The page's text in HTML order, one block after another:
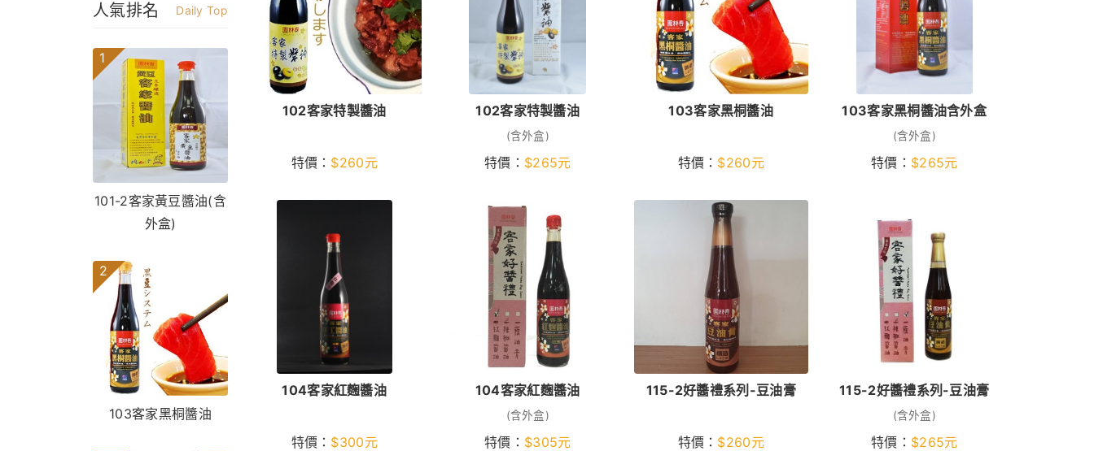
人氣排名 Daily Top
1
101-2客家黃豆醬油(含
外盒)
2
103客家黑桐醬油
102客家特製醬油
特價： $260元
102客家特製醬油
(含外盒)
特價： $265元
103客家黑桐醬油
特價： $260元
103客家黑桐醬油含外盒
(含外盒)
特價： $265元
104客家紅麴醬油
特價： $300元
104客家紅麴醬油
(含外盒)
特價： $305元
115-2好醬禮系列-豆油膏
特價： $260元
115-2好醬禮系列-豆油膏
(含外盒)
特價： $265元